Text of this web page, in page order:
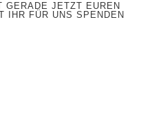
GERADE JETZT EUREN
IHR FÜR UNS SPENDEN